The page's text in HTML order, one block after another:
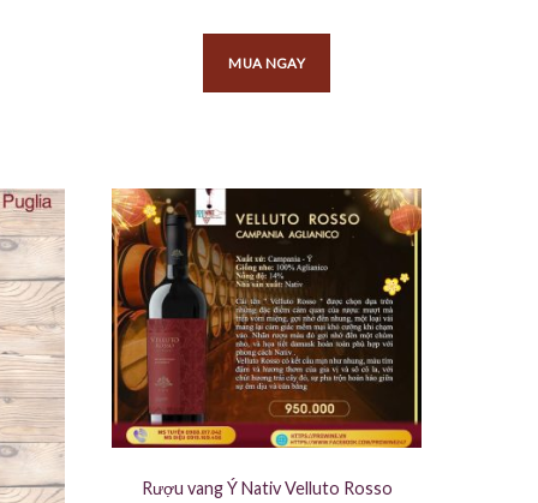
MUA NGAY
Rượu vang Ý Nativ Velluto Rosso